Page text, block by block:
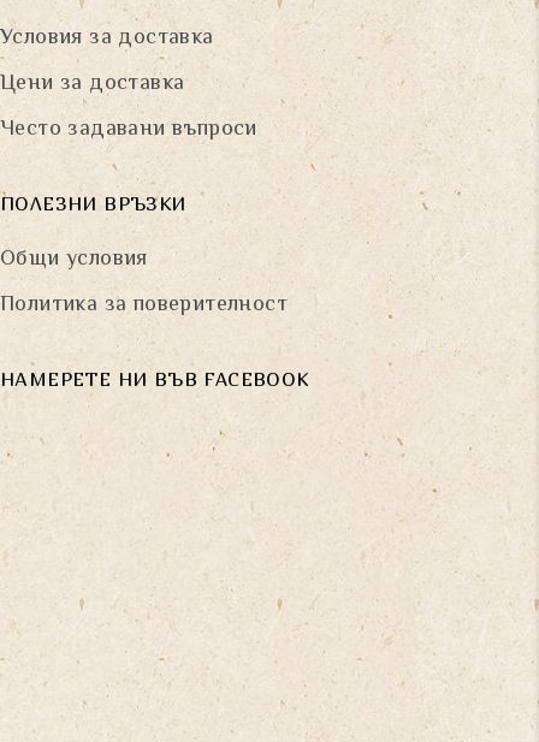
Условия за доставка
Цени за доставка
Често задавани въпроси
ПОЛЕЗНИ ВРЪЗКИ
Общи условия
Политика за поверителност
НАМЕРЕТЕ НИ ВЪВ FACEBOOK